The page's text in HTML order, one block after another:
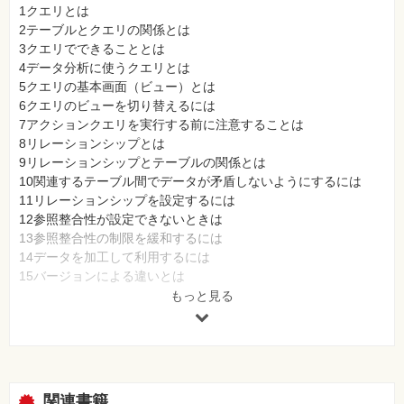
⼀
覧
特
集
⼀
覧
1クエリとは
2テーブルとクエリの関係とは
3クエリでできることとは
4データ分析に使うクエリとは
5クエリの基本画面（ビュー）とは
6クエリのビューを切り替えるには
7アクションクエリを実行する前に注意することは
8リレーションシップとは
9リレーションシップとテーブルの関係とは
10関連するテーブル間でデータが矛盾しないようにするには
11リレーションシップを設定するには
12参照整合性が設定できないときは
13参照整合性の制限を緩和するには
14データを加工して利用するには
15バージョンによる違いとは
16以前のバージョンで作成したクエリを使うには
17以前のファイル形式をAccess 2007ファイル形式に変更するに
18元のテーブルをバックアップしておくには
もっと見る